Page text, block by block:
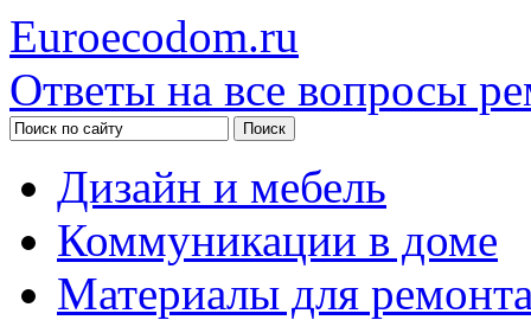
Euroecodom.ru
Ответы на все вопросы
Дизайн и мебель
Коммуникации в доме
Материалы для